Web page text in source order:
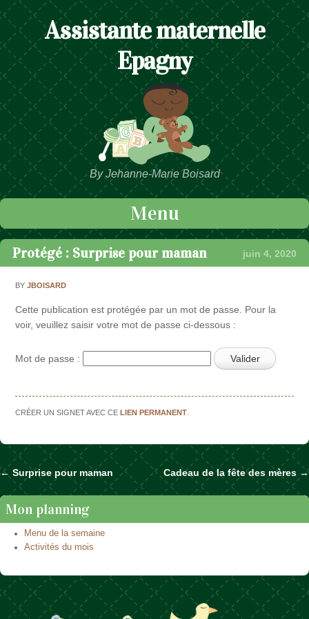
Assistante maternelle
Epagny
By Jehanne-Marie Boisard
Menu
Passer au contenu
Protégé : Surprise pour maman juin 4, 2020
BYJBOISARD
Cette publication est protégée par un mot de passe. Pour la
voir, veuillez saisir votre mot de passe ci-dessous :
Mot de passe :
CRÉER UN SIGNET AVEC CELIEN PERMANENT
Naviguer dans les articles
← Surprise pour maman Cadeau de la fête des mères →
Mon planning
Menu de la semaine
Activités du mois